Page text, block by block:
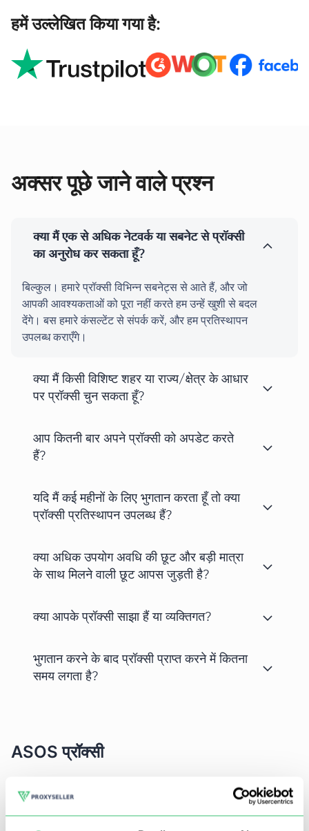
हमें उल्लेखित किया गया है:
अक्सर पूछे जाने वाले प्रश्न
क्या मैं एक से अधिक नेटवर्क या सबनेट से प्रॉक्सी
का अनुरोध कर सकता हूँ?
बिल्कुल। हमारे प्रॉक्सी विभिन्न सबनेट्स से आते हैं, और जो
आपकी आवश्यकताओं को पूरा नहीं करते हम उन्हें खुशी से बदल
देंगे। बस हमारे कंसल्टेंट से संपर्क करें, और हम प्रतिस्थापन
उपलब्ध कराएँगे।
क्या मैं किसी विशिष्ट शहर या राज्य/क्षेत्र के आधार
पर प्रॉक्सी चुन सकता हूँ?
आप कितनी बार अपने प्रॉक्सी को अपडेट करते
हैं?
यदि मैं कई महीनों के लिए भुगतान करता हूँ तो क्या
प्रॉक्सी प्रतिस्थापन उपलब्ध हैं?
क्या अधिक उपयोग अवधि की छूट और बड़ी मात्रा
के साथ मिलने वाली छूट आपस जुड़ती है?
क्या आपके प्रॉक्सी साझा हैं या व्यक्तिगत?
भुगतान करने के बाद प्रॉक्सी प्राप्त करने में कितना
समय लगता है?
ASOS प्रॉक्सी
ASOS एक यूके-आधारित मल्टी-ब्रांड ऑनलाइन स्टोर है, जिसकी यूरोपीय
क्षेत्र और दुनिया के अन्य हिस्सों में भारी लोकप्रियता है, जो अद्वितीय,